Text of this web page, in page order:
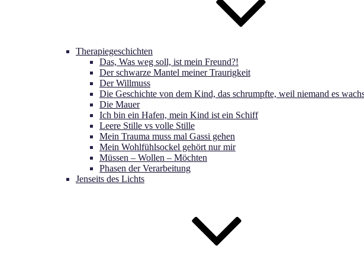
Therapiegeschichten
Das, Was weg soll, ist mein Freund?!
Der schwarze Mantel meiner Traurigkeit
Der Willmuss
Die Geschichte von dem Kind, das schrumpfte, weil niemand es
Die Mauer
Ich bin ein Hafen, mein Kind ist ein Schiff
Leere Stille vs volle Stille
Mein Trauma muss mal Gassi gehen
Mein Wohlfühlsockel gehört nur mir
Müssen – Wollen – Möchten
Phasen der Verarbeitung
Jenseits des Lichts